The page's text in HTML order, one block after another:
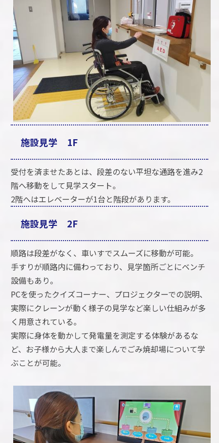
施設見学 1F
受付を済ませたあとは、段差のない平坦な通路を進み2
階へ移動をして見学スタート。
2階へはエレベーターが1台と階段があります。
施設見学 2F
順路は段差がなく、車いすでスムーズに移動が可能。
手すりが順路内に備わっており、見学箇所ごとにベンチ
設備もあり。
PCを使ったクイズコーナー、プロジェクターでの説明、
実際にクレーンが動く様子の見学など楽しい仕組みが多
く用意されている。
実際に身体を動かして発電量を測定する体験があるな
ど、お子様から大人まで楽しんでごみ焼却場について学
ぶことが可能。